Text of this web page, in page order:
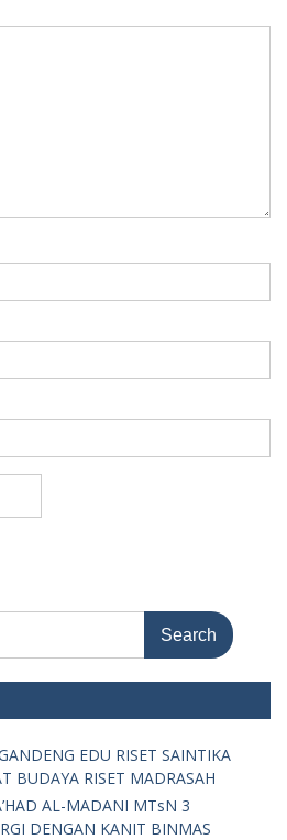
EDU RISET SAINTIKA
BUDAYA RISET MADRASAH
AL-MADANI MTsN 3
DENGAN KANIT BINMAS